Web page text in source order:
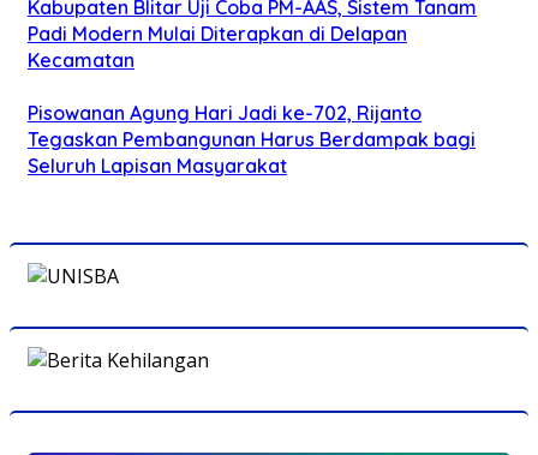
Kabupaten Blitar Uji Coba PM-AAS, Sistem Tanam
Padi Modern Mulai Diterapkan di Delapan
Kecamatan
Pisowanan Agung Hari Jadi ke-702, Rijanto
Tegaskan Pembangunan Harus Berdampak bagi
Seluruh Lapisan Masyarakat